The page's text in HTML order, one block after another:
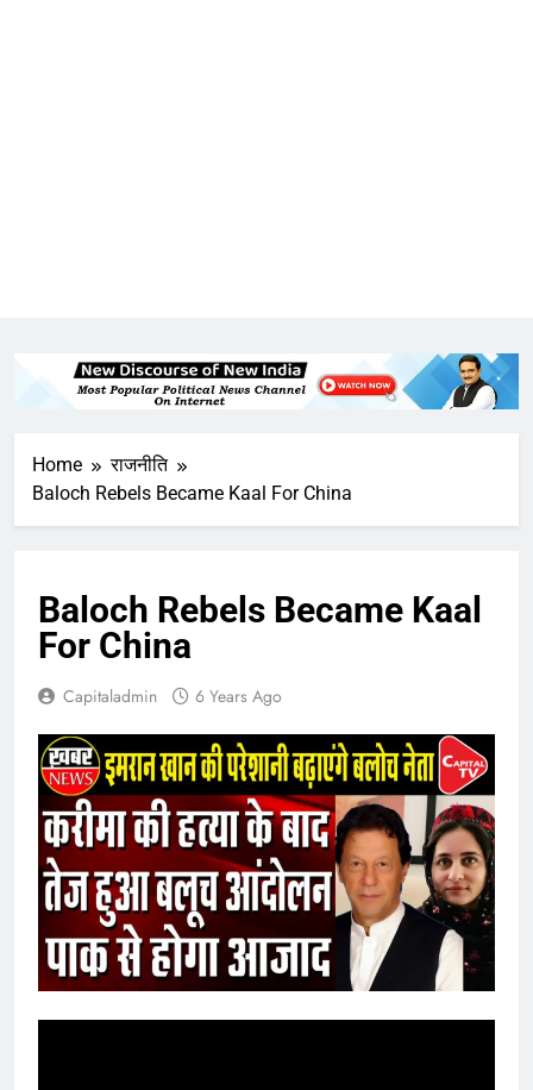
Home
राजनीति
Baloch Rebels Became Kaal For China
Baloch Rebels Became Kaal
For China
Capitaladmin 6 Years Ago